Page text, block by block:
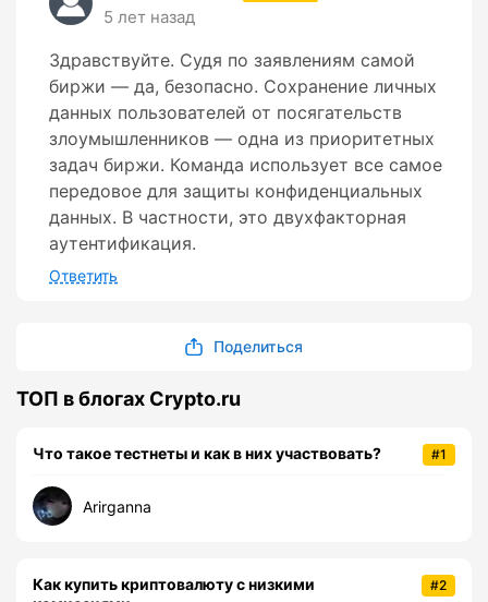
5 лет назад
Здравствуйте. Судя по заявлениям самой
биржи — да, безопасно. Сохранение личных
данных пользователей от посягательств
злоумышленников — одна из приоритетных
задач биржи. Команда использует все самое
передовое для защиты конфиденциальных
данных. В частности, это двухфакторная
аутентификация.
Ответить
Поделиться
ТОП в блогах Crypto.ru
#1
Что такое тестнеты и как в них участвовать?
Arirganna
#2
Как купить криптовалюту с низкими